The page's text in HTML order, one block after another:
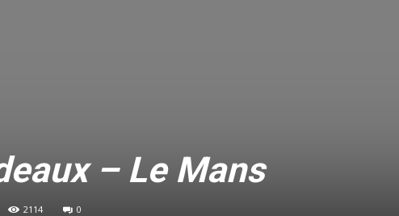
– Le Mans
2114 0